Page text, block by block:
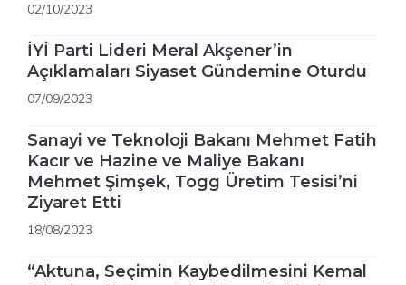
02/10/2023
İYİ Parti Lideri Meral Akşener’in
Açıklamaları Siyaset Gündemine Oturdu
07/09/2023
Sanayi ve Teknoloji Bakanı Mehmet Fatih
Kacır ve Hazine ve Maliye Bakanı
Mehmet Şimşek, Togg Üretim Tesisi’ni
Ziyaret Etti
18/08/2023
“Aktuna, Seçimin Kaybedilmesini Kemal